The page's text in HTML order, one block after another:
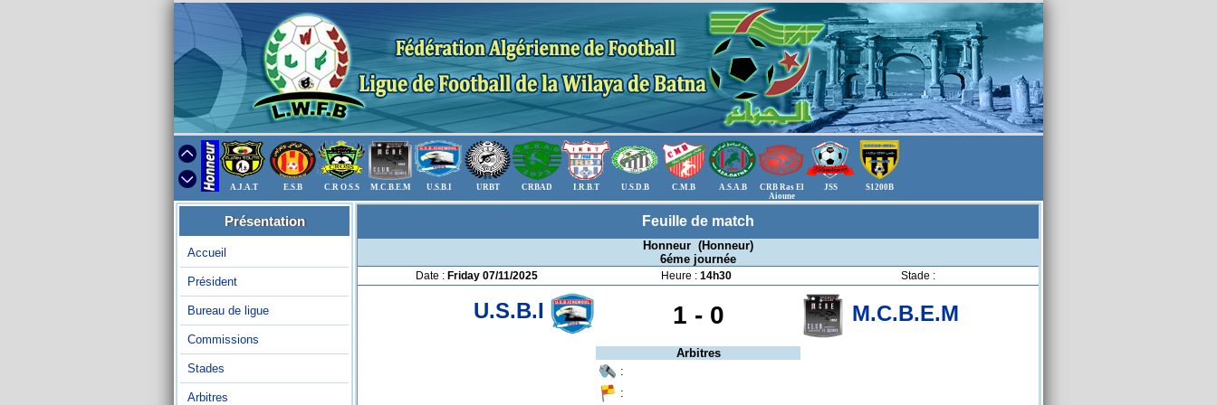
A.J.A.T E.S.B C.R O.S.S M.C.B.E.M U.S.B.I URBT CRBAD I.R.B.T U.S.D.B C.M.B A.S.A.B
CRB Ras El
Aioune
JSS S1200B
Présentation
Accueil
Président
Bureau de ligue
Commissions
Stades
Arbitres
Feuille de match
Honneur (Honneur)
6éme journée
Date : Friday 07/11/2025 Heure : 14h30 Stade :
U.S.B.I 1 -0 M.C.B.E.M
Arbitres
:
: